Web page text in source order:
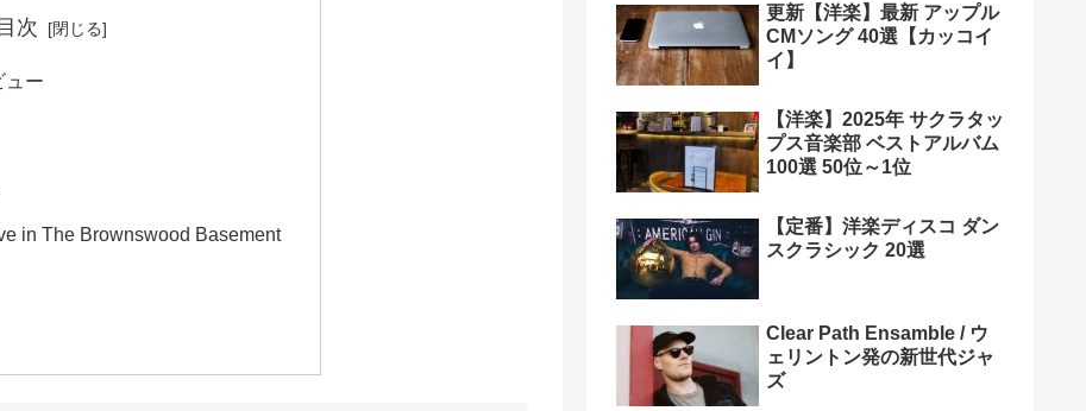
目次
ュー
in The Brownswood Basement
更新【洋楽】最新 アップル
CMソング 40選【カッコイ
イ】
【洋楽】2025年 サクラタッ
プス音楽部 ベストアルバム
100選 50位～1位
【定番】洋楽ディスコ ダン
スクラシック 20選
Clear Path Ensamble / ウ
ェリントン発の新世代ジャ
ズ